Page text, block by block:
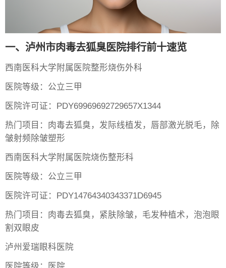
一、泸州市肉毒去狐臭医院排行前十速览
西南医科大学附属医院整形烧伤外科
医院等级：公立三甲
医院许可证：PDY69969692729657X1344
热门项目：肉毒去狐臭，发际线植发，唇部激光脱毛，除
皱射频除皱塑形
西南医科大学附属医院烧伤整形科
医院等级：公立三甲
医院许可证：PDY14764340343371D6945
热门项目：肉毒去狐臭，紧肤除皱，毛发种植术，泡泡眼
割双眼皮
泸州爱瑞眼科医院
医院等级：医院